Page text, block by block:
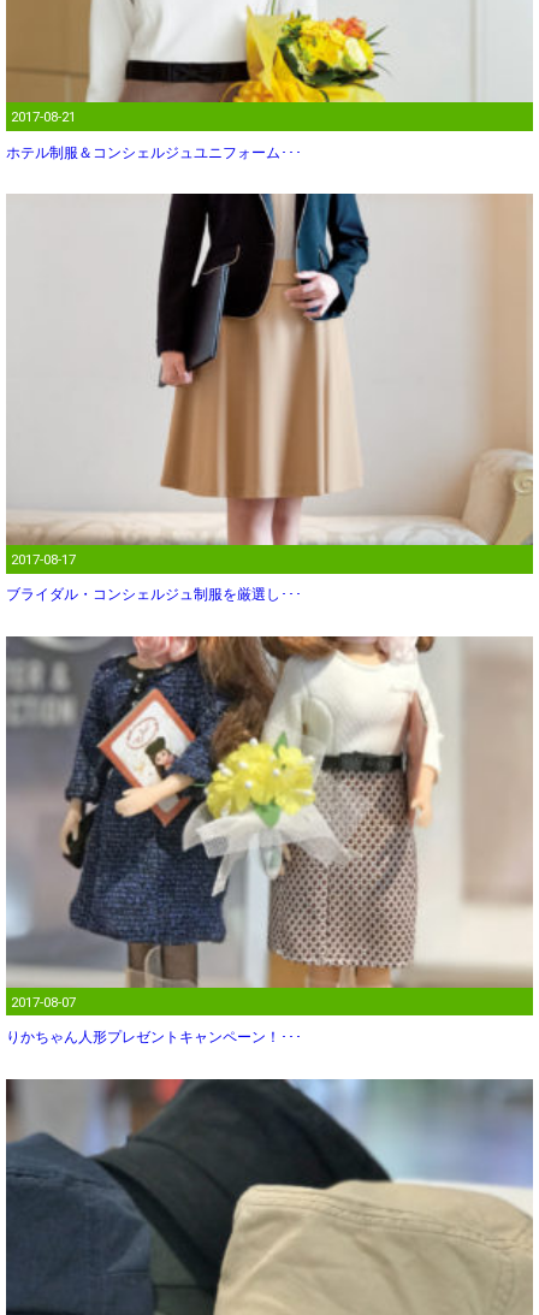
2017-08-21
ホテル制服＆コンシェルジュユニフォーム･･･
2017-08-17
ブライダル・コンシェルジュ制服を厳選し･･･
2017-08-07
りかちゃん人形プレゼントキャンペーン！･･･